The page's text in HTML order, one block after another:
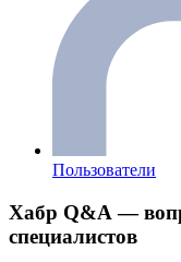
Пользователи
Хабр Q&A —
специалистов